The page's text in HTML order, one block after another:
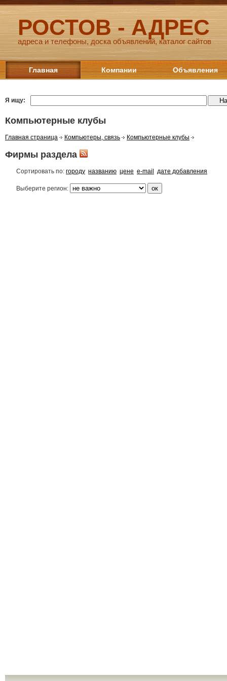
РОСТОВ - АДРЕС
адреса и телефоны, доска объявлений, каталог сайтов
Главная Компании Объявления
Я ищу:
Компьютерные клубы
Главная страница Компьютеры, связь Компьютерные клубы
Фирмы раздела
Сортировать по: городу названию цене e-mail дате добавления
Выберите регион: